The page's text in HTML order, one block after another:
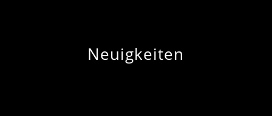
Neuigkeiten